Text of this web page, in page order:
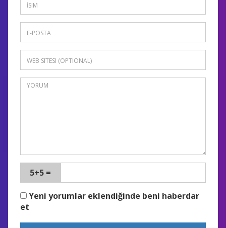
5+5 =
Yeni yorumlar eklendiğinde beni haberdar
et